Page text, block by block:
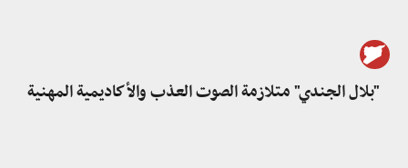
"بلال الجندي" متلازمة الصوت العذب والأكاديمية المهنية